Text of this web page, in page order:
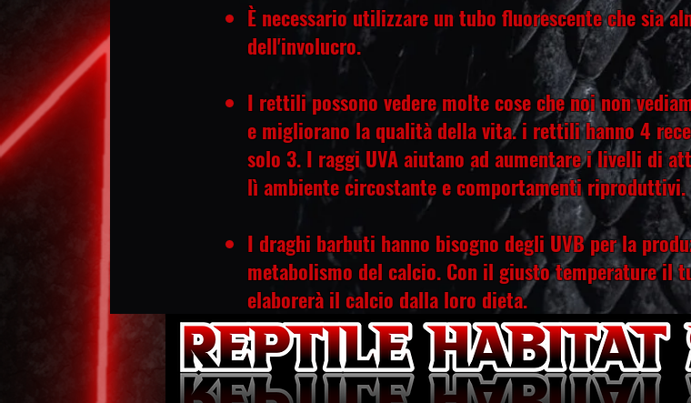
È necessario utilizzare un tubo fluorescente che sia
dell'involucro.
​I rettili possono vedere molte cose che noi non
e migliorano la qualità della vita. i rettili hanno 4
solo 3. I raggi UVA aiutano ad aumentare i livelli di
lì ambiente circostante e comportamenti riproduttivi.
I draghi barbuti hanno bisogno degli UVB per la
metabolismo del calcio. Con il giustotemperature il
elaborerà il calcio dalla loro dieta.